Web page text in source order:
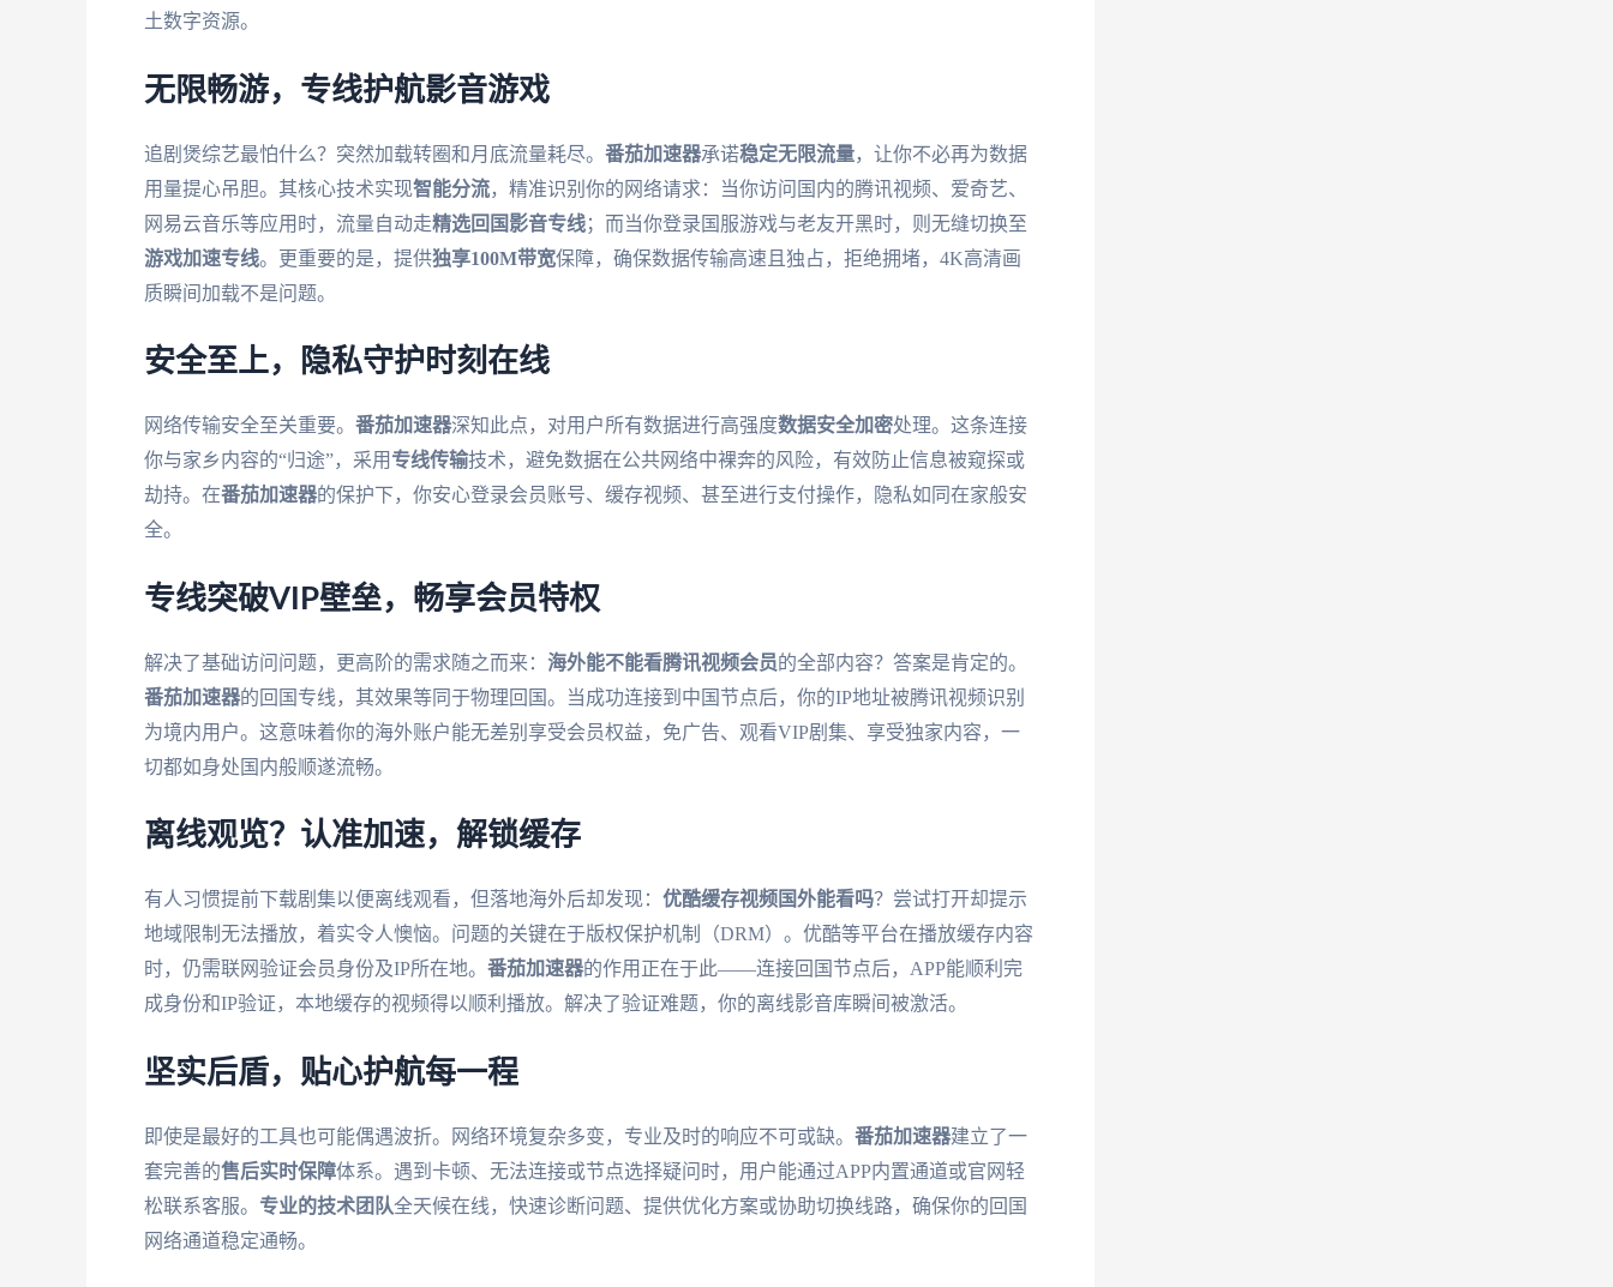
土数字资源。
无限畅游，专线护航影音游戏
追剧煲综艺最怕什么？突然加载转圈和月底流量耗尽。 番茄加速器承诺稳定无限流量，让你不必再为数据
用量提心吊胆。其核心技术实现智能分流，精准识别你的网络请求：当你访问国内的腾讯视频、爱奇艺、
网易云音乐等应用时，流量自动走精选回国影音专线；而当你登录国服游戏与老友开黑时，则无缝切换至
游戏加速专线。更重要的是，提供独享100M带宽保障，确保数据传输高速且独占，拒绝拥堵，4K高清画
质瞬间加载不是问题。
安全至上，隐私守护时刻在线
网络传输安全至关重要。 番茄加速器深知此点，对用户所有数据进行高强度数据安全加密处理。这条连接
你与家乡内容的“归途”，采用 专线传输技术，避免数据在公共网络中裸奔的风险，有效防止信息被窥探或
劫持。在番茄加速器的保护下，你安心登录会员账号、缓存视频、甚至进行支付操作，隐私如同在家般安
全。
专线突破VIP壁垒，畅享会员特权
解决了基础访问问题，更高阶的需求随之而来： 海外能不能看腾讯视频会员的全部内容？答案是肯定的。
番茄加速器的回国专线，其效果等同于物理回国。当成功连接到中国节点后，你的IP地址被腾讯视频识别
为境内用户。这意味着你的海外账户能无差别享受会员权益，免广告、观看VIP剧集、享受独家内容，一
切都如身处国内般顺遂流畅。
离线观览？认准加速，解锁缓存
有人习惯提前下载剧集以便离线观看，但落地海外后却发现： 优酷缓存视频国外能看吗？尝试打开却提示
地域限制无法播放，着实令人懊恼。问题的关键在于版权保护机制（DRM）。优酷等平台在播放缓存内容
时，仍需联网验证会员身份及IP所在地。 番茄加速器的作用正在于此——连接回国节点后，APP能顺利完
成身份和IP验证，本地缓存的视频得以顺利播放。解决了验证难题，你的离线影音库瞬间被激活。
坚实后盾，贴心护航每一程
即使是最好的工具也可能偶遇波折。网络环境复杂多变，专业及时的响应不可或缺。 番茄加速器建立了一
套完善的售后实时保障体系。遇到卡顿、无法连接或节点选择疑问时，用户能通过APP内置通道或官网轻
松联系客服。 专业的技术团队全天候在线，快速诊断问题、提供优化方案或协助切换线路，确保你的回国
网络通道稳定通畅。